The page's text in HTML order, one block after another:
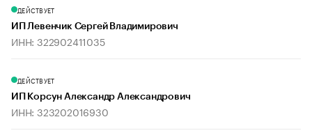
ДЕЙСТВУЕТ
ИП Левенчик Сергей Владимирович
ИНН: 322902411035
ДЕЙСТВУЕТ
ИП Корсун Александр Александрович
ИНН: 323202016930